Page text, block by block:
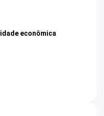
econômica